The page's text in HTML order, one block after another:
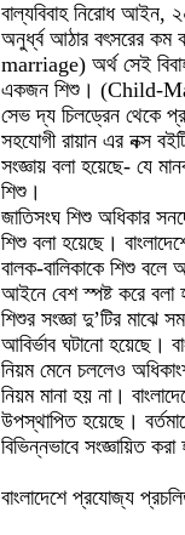
বাল্যবিবাহ নিরোধ আইন,
অনুর্ধ্ব আঠার বৎসরের কম
marriage) অর্থ সেই
একজন শিশু। (Child-
সেভ দ্য চিলড্রেন থেকে
সহযোগী রায়ান এর নক্স
সংজ্ঞায় বলা হয়েছে- যে
শিশু।
জাতিসংঘ শিশু অধিকার
শিশু বলা হয়েছে।
বালক-বালিকাকে শিশু বলে
আইনে বেশ স্পষ্ট করে
শিশুর সংজ্ঞা দু’টির মাঝে
আবির্ভাব ঘটানো হয়েছে।
নিয়ম মেনে চললেও
নিয়ম মানা হয় না।
উপস্থাপিত হয়েছে।
বিভিন্নভাবে সংজ্ঞায়িত
বাংলাদেশে প্রযোজ্য